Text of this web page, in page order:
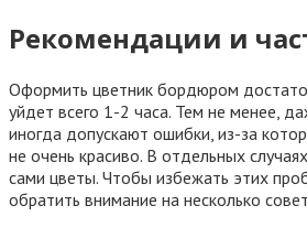
Рекомендации и
Оформить цветник бордюром
уйдет всего 1-2 часа. Тем не менее,
иногда допускают ошибки, из-за
не очень красиво. В отдельных
сами цветы. Чтобы избежать этих
обратить внимание на несколько